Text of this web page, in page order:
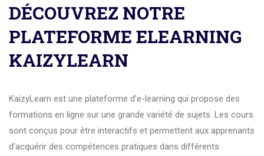
DÉCOUVREZ NOTRE
PLATEFORME ELEARNING
KAIZYLEARN
KaizyLearn est une plateforme d’e-learning qui propose des
formations en ligne sur une grande variété de sujets. Les cours
sont conçus pour être interactifs et permettent aux apprenants
d’acquérir des compétences pratiques dans différents